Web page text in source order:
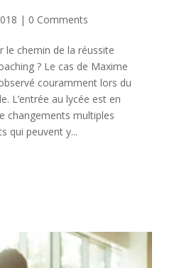
| 0 Comments
le chemin de la réussite
? Le cas de Maxime
couramment lors du
L’entrée au lycée est en
changements multiples
qui peuvent y...